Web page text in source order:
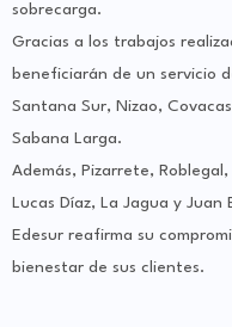
sobrecarga.
Gracias a los trabajos
beneficiarán de un servicio
Santana Sur, Nizao,
Sabana Larga.
Además, Pizarrete,
Lucas Díaz, La Jagua y Juan
Edesur reafirma su
bienestar de sus clientes.